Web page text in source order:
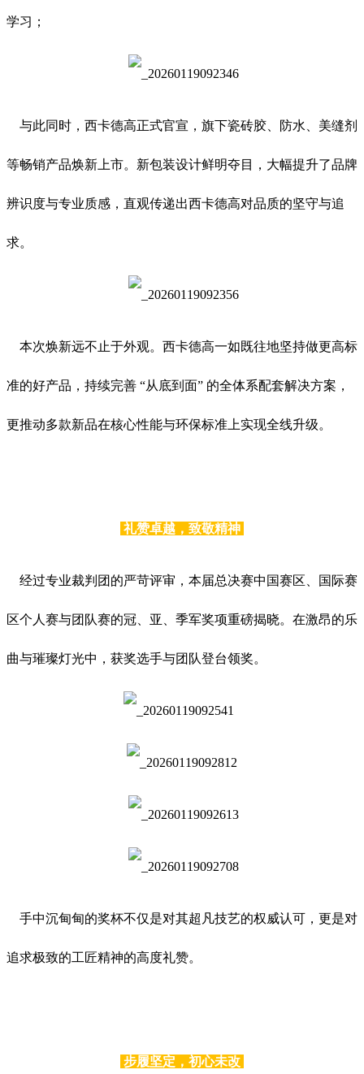
学习；
与此同时，西卡德高正式官宣，旗下瓷砖胶、防水、美缝剂
等畅销产品焕新上市。新包装设计鲜明夺目，大幅提升了品牌
辨识度与专业质感，直观传递出西卡德高对品质的坚守与追
求。
本次焕新远不止于外观。西卡德高一如既往地坚持做更高标
准的好产品，持续完善 “从底到面” 的全体系配套解决方案，
更推动多款新品在核心性能与环保标准上实现全线升级。
礼赞卓越，致敬精神
经过专业裁判团的严苛评审，本届总决赛中国赛区、国际赛
区个人赛与团队赛的冠、亚、季军奖项重磅揭晓。在激昂的乐
曲与璀璨灯光中，获奖选手与团队登台领奖。
手中沉甸甸的奖杯不仅是对其超凡技艺的权威认可，更是对
追求极致的工匠精神的高度礼赞。
步履坚定，初心未改